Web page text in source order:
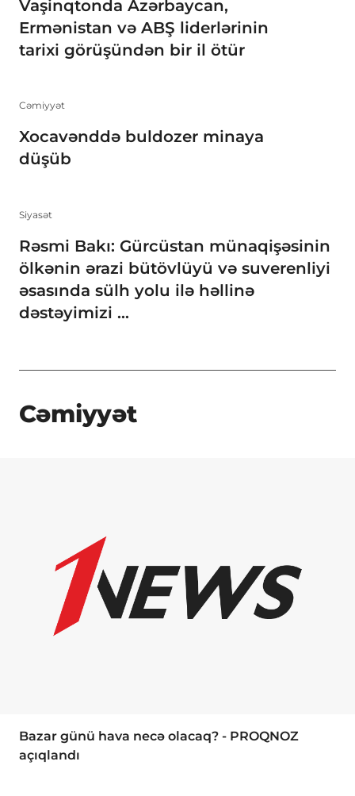
Vaşinqtonda Azərbaycan,
Ermənistan və ABŞ liderlərinin
tarixi görüşündən bir il ötür
Cəmiyyət
Xocavənddə buldozer minaya
düşüb
Siyasət
Rəsmi Bakı: Gürcüstan münaqişəsinin
ölkənin ərazi bütövlüyü və suverenliyi
əsasında sülh yolu ilə həllinə
dəstəyimizi ...
Cəmiyyət
Bazar günü hava necə olacaq? - PROQNOZ
açıqlandı